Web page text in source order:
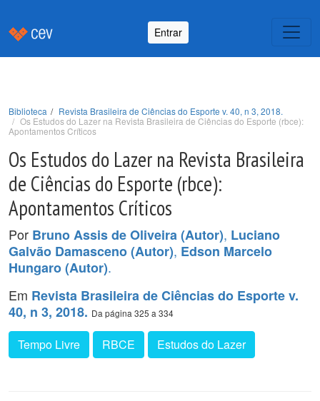
Entrar
Biblioteca
Revista Brasileira de Ciências do Esporte v. 40, n 3, 2018.
Os Estudos do Lazer na Revista Brasileira de Ciências do Esporte (rbce):
Apontamentos Críticos
Os Estudos do Lazer na Revista Brasileira
de Ciências do Esporte (rbce):
Apontamentos Críticos
Por Bruno Assis de Oliveira (Autor), Luciano
Galvão Damasceno (Autor), Edson Marcelo
Hungaro (Autor).
Em Revista Brasileira de Ciências do Esporte v.
40, n 3, 2018. Da página 325 a 334
Tempo Livre RBCE Estudos do Lazer